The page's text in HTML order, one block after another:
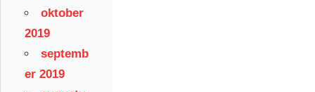
oktober
2019
septemb
er 2019